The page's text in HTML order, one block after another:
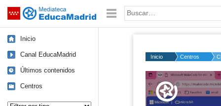
Saltar navegación Palabra o frase:
Inicio
Canal EducaMadrid
Últimos contenidos
Centros
Inicio Centros
Volume
50%